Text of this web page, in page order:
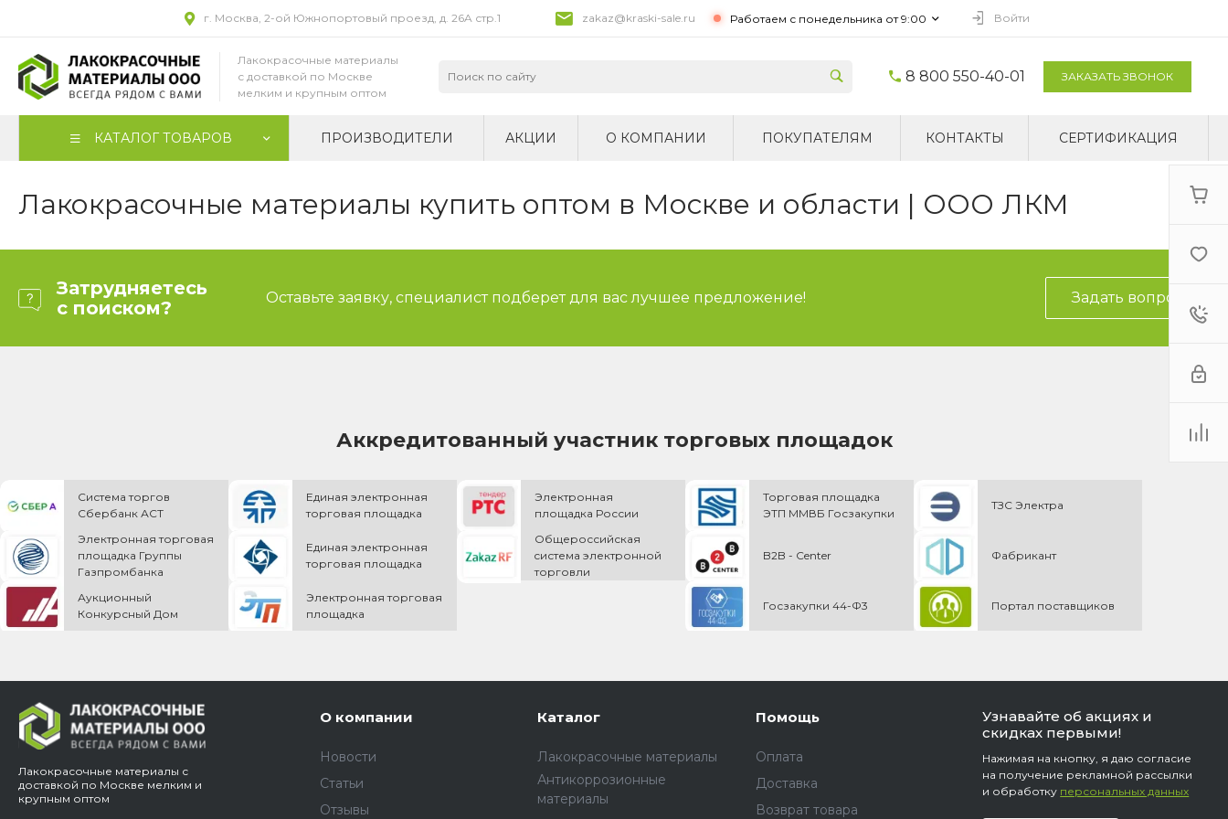
г. Москва, 2-ой Южнопортовый проезд, д. 26A стр.1 zakaz@kraski-sale.ru Работаем с понедельника от 9:00 Войти
Лакокрасочные материалы
с доставкой по Москве
мелким и крупным оптом
8 800 550-40-01 ЗАКАЗАТЬ ЗВОНОК
КАТАЛОГ ТОВАРОВ ПРОИЗВОДИТЕЛИ АКЦИИ О КОМПАНИИ ПОКУПАТЕЛЯМ КОНТАКТЫ СЕРТИФИКАЦИЯ
Лакокрасочные материалы купить оптом в Москве и области | ООО ЛКМ
Затрудняетесь
с поиском?
Оставьте заявку, специалист подберет для вас лучшее предложение! Задать вопрос
Аккредитованный участник торговых площадок
Система торгов
Сбербанк АСТ
Единая электронная
торговая площадка
Электронная
площадка России
Торговая площадка
ЭТП ММВБ Госзакупки
ТЗС Электра
Электронная торговая
площадка Группы
Газпромбанка
Единая электронная
торговая площадка
Общероссийская
cистема электронной
торговли
B2B - Center Фабрикант
Аукционный
Конкурсный Дом
Электронная торговая
площадка
Госзакупки 44-Ф3 Портал поставщиков
Лакокрасочные материалы с
доставкой по Москве мелким и
крупным оптом
О компании
Новости
Статьи
Отзывы
Каталог
Лакокрасочные материалы
Антикоррозионные
материалы
Помощь
Оплата
Доставка
Возврат товара
Узнавайте об акциях и
скидках первыми!
Нажимая на кнопку, я даю согласие
на получение рекламной рассылки
и обработку персональных данных